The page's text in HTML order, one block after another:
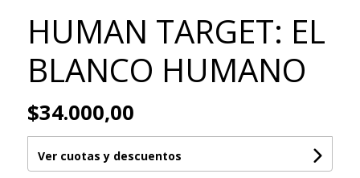
HUMAN TARGET: EL
BLANCO HUMANO
$34.000,00
Ver cuotas y descuentos